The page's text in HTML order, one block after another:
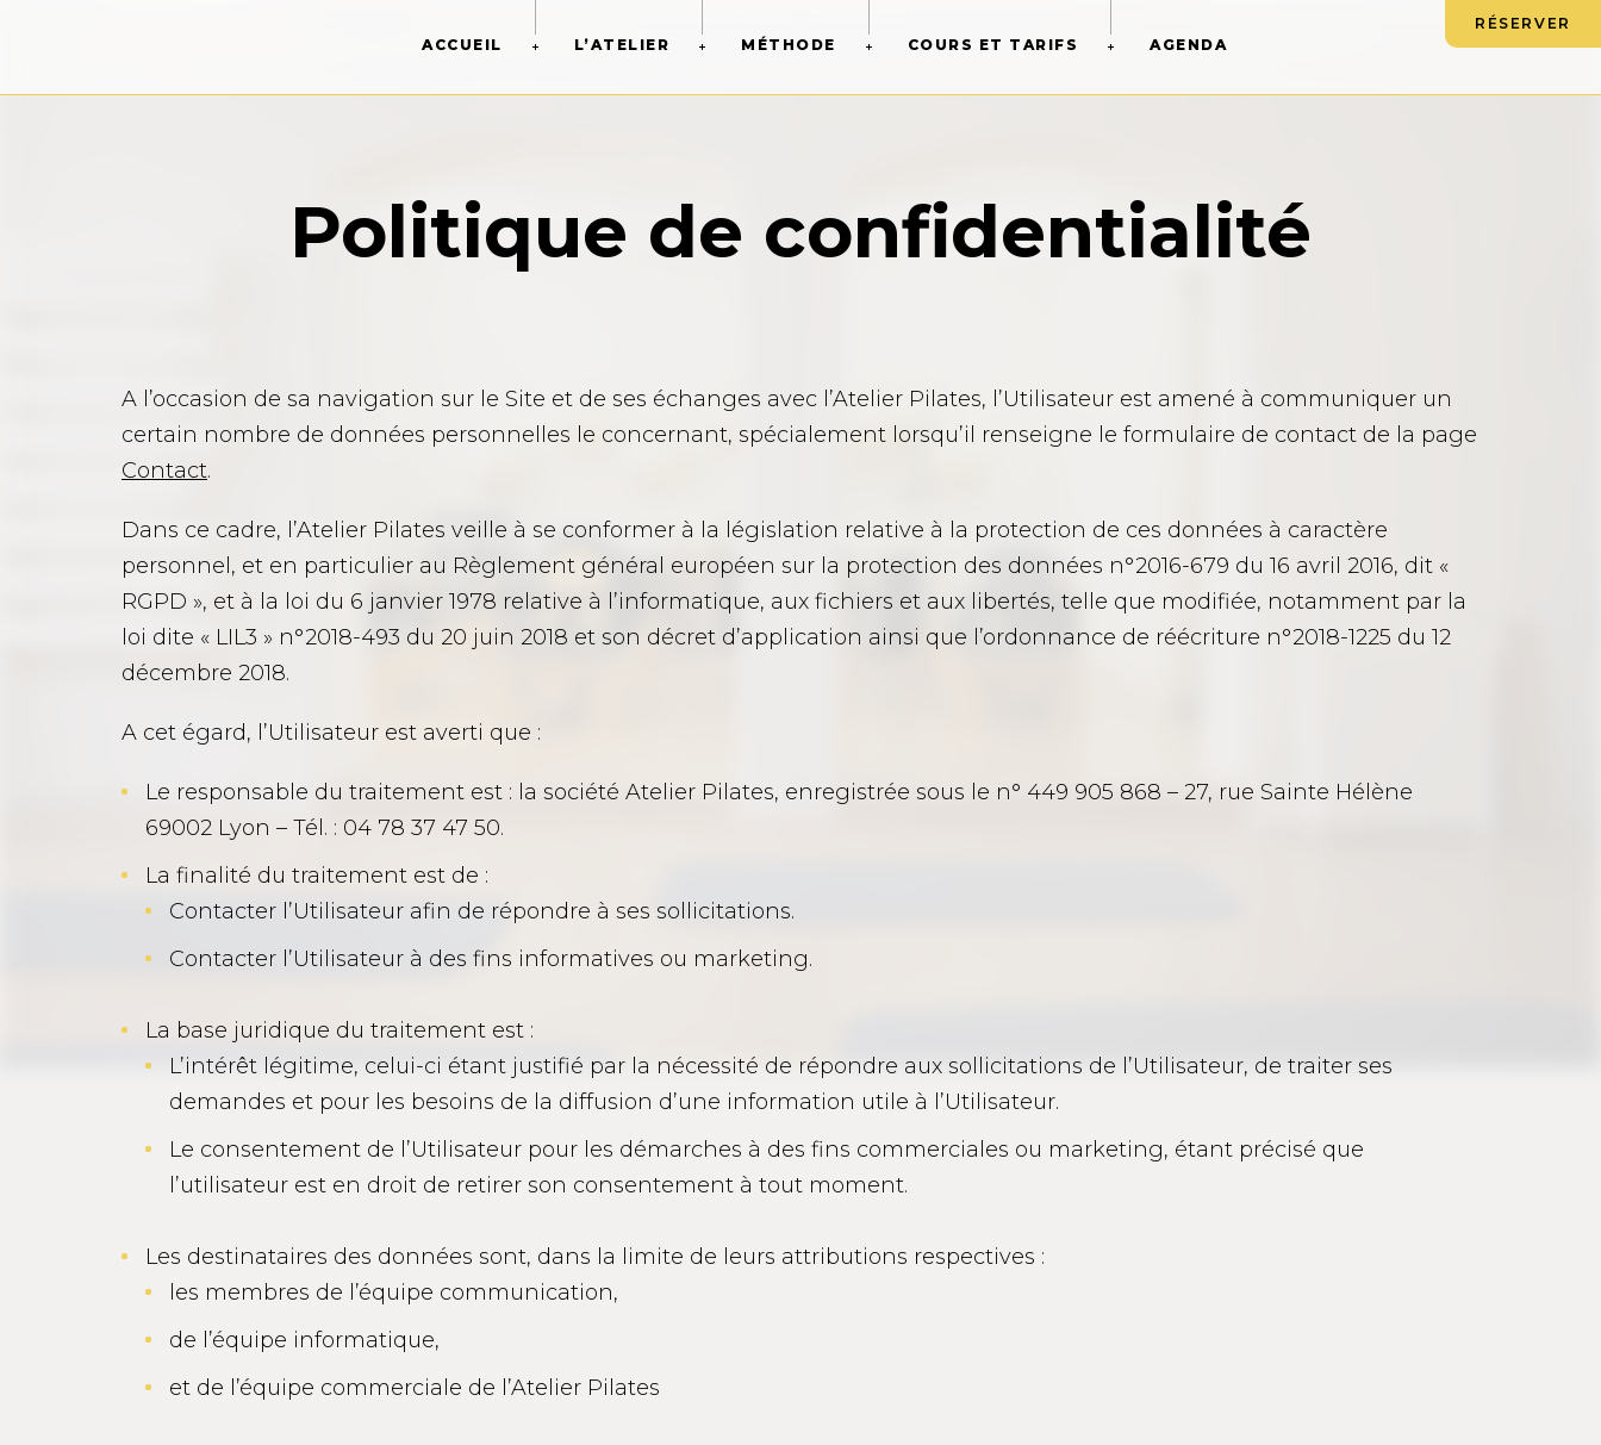
ACCUEIL L’ATELIER MÉTHODE COURS ET TARIFS AGENDA
RÉSERVER
Politique de confidentialité
A l’occasion de sa navigation sur le Site et de ses échanges avec l’Atelier Pilates, l’Utilisateur est amené à communiquer un
certain nombre de données personnelles le concernant, spécialement lorsqu’il renseigne le formulaire de contact de la page
Contact.
Dans ce cadre, l’Atelier Pilates veille à se conformer à la législation relative à la protection de ces données à caractère
personnel, et en particulier au Règlement général européen sur la protection des données n°2016-679 du 16 avril 2016, dit «
RGPD », et à la loi du 6 janvier 1978 relative à l’informatique, aux fichiers et aux libertés, telle que modifiée, notamment par la
loi dite « LIL3 » n°2018-493 du 20 juin 2018 et son décret d’application ainsi que l’ordonnance de réécriture n°2018-1225 du 12
décembre 2018.
A cet égard, l’Utilisateur est averti que :
Le responsable du traitement est : la société Atelier Pilates, enregistrée sous le n° 449 905 868 – 27, rue Sainte Hélène
69002 Lyon – Tél. : 04 78 37 47 50.
La finalité du traitement est de :
Contacter l’Utilisateur afin de répondre à ses sollicitations.
Contacter l’Utilisateur à des fins informatives ou marketing.
La base juridique du traitement est :
L’intérêt légitime, celui-ci étant justifié par la nécessité de répondre aux sollicitations de l’Utilisateur, de traiter ses
demandes et pour les besoins de la diffusion d’une information utile à l’Utilisateur.
Le consentement de l’Utilisateur pour les démarches à des fins commerciales ou marketing, étant précisé que
l’utilisateur est en droit de retirer son consentement à tout moment.
Les destinataires des données sont, dans la limite de leurs attributions respectives :
les membres de l’équipe communication,
de l’équipe informatique,
et de l’équipe commerciale de l’Atelier Pilates